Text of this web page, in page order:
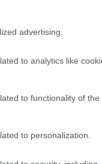
advertising.
to analytics like
to functionality of the
to personalization.
είναι η νέα
Όπως
μοντέλο έχει
γενιά. Αξίζει να
γενιάς,
ένα
το μοντέλο που